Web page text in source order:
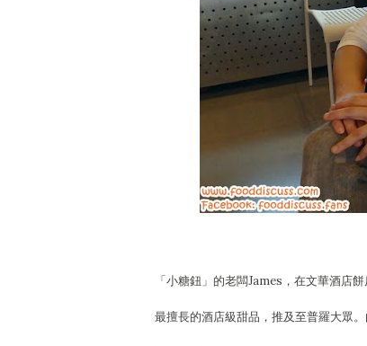
「小糖鈕」的老闆James，在文華酒店
最擅長的酒店級甜品，推及至普羅大眾